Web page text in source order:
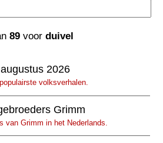
89 voorduivel
2026
volksverhalen.
Grimm
van Grimm in het Nederlands.